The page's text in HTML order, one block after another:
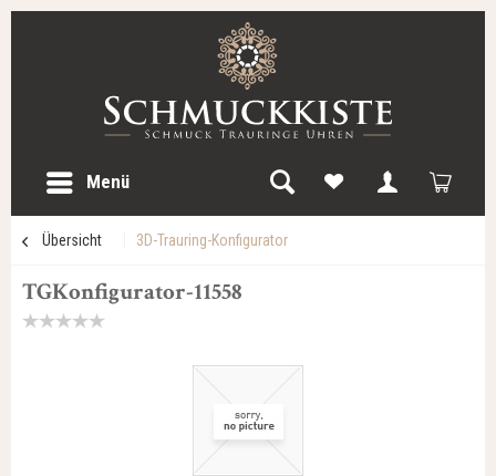
Menü
Übersicht 3D-Trauring-Konfigurator
TGKonfigurator-11558